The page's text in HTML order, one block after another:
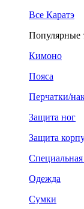
Все Каратэ
Популярные
Кимоно
Пояса
Перчатки/
Защита ног
Защита
Одежда
Сумки